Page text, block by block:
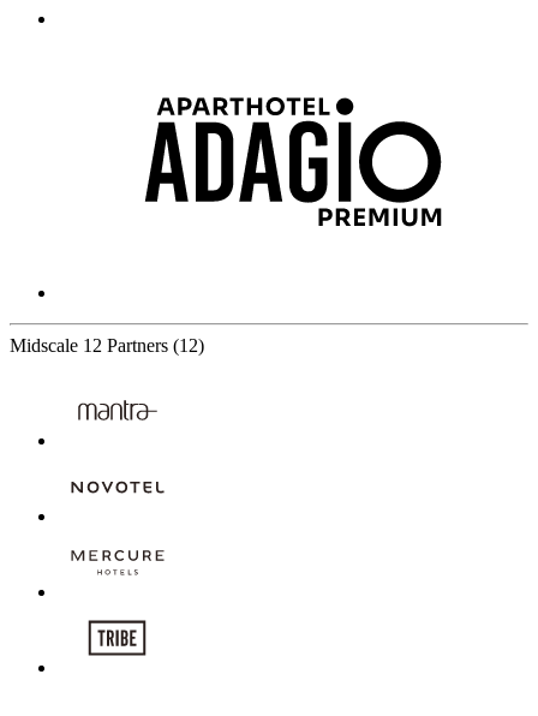
Midscale 12 Partners (12)